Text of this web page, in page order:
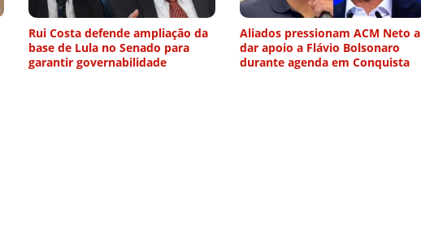
Rui Costa defende ampliação da
base de Lula no Senado para
garantir governabilidade
Aliados pressionam ACM Neto a
dar apoio a Flávio Bolsonaro
durante agenda em Conquista